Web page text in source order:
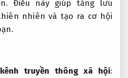
Điều này giúp tăng lưu
nhiên và tạo ra cơ hội
truyền thông xã hội: